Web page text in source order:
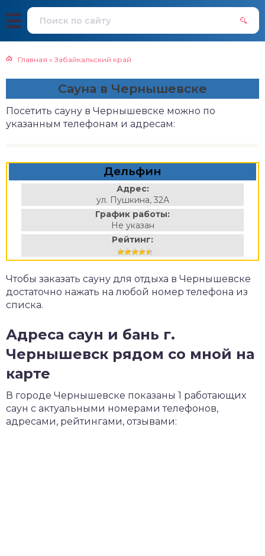
Главная » Забайкальский край
Сауна в Чернышевске
Посетить сауну в Чернышевске можно по
указанным телефонам и адресам:
Дельфин
Адрес:
ул. Пушкина, 32А
График работы:
Не указан
Рейтинг:
Чтобы заказать сауну для отдыха в Чернышевске
достаточно нажать на любой номер телефона из
списка.
Адреса саун и бань г.
Чернышевск рядом со мной на
карте
В городе Чернышевске показаны 1 работающих
саун с актуальными номерами телефонов,
адресами, рейтингами, отзывами: